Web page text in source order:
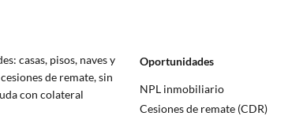
casas, pisos, naves y
de remate, sin
con colateral
Oportunidades
NPL inmobiliario
Cesiones de remate (CDR)